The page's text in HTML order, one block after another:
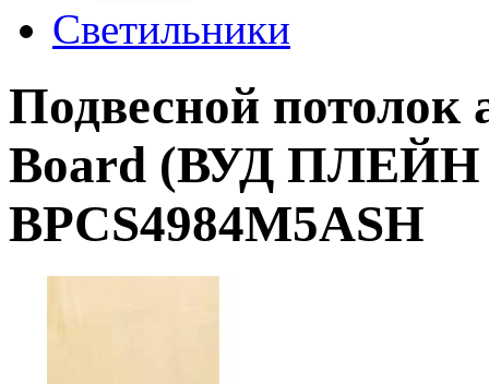
Светильники
Подвесной потолок
Board (ВУД ПЛЕЙН
BPCS4984M5ASH